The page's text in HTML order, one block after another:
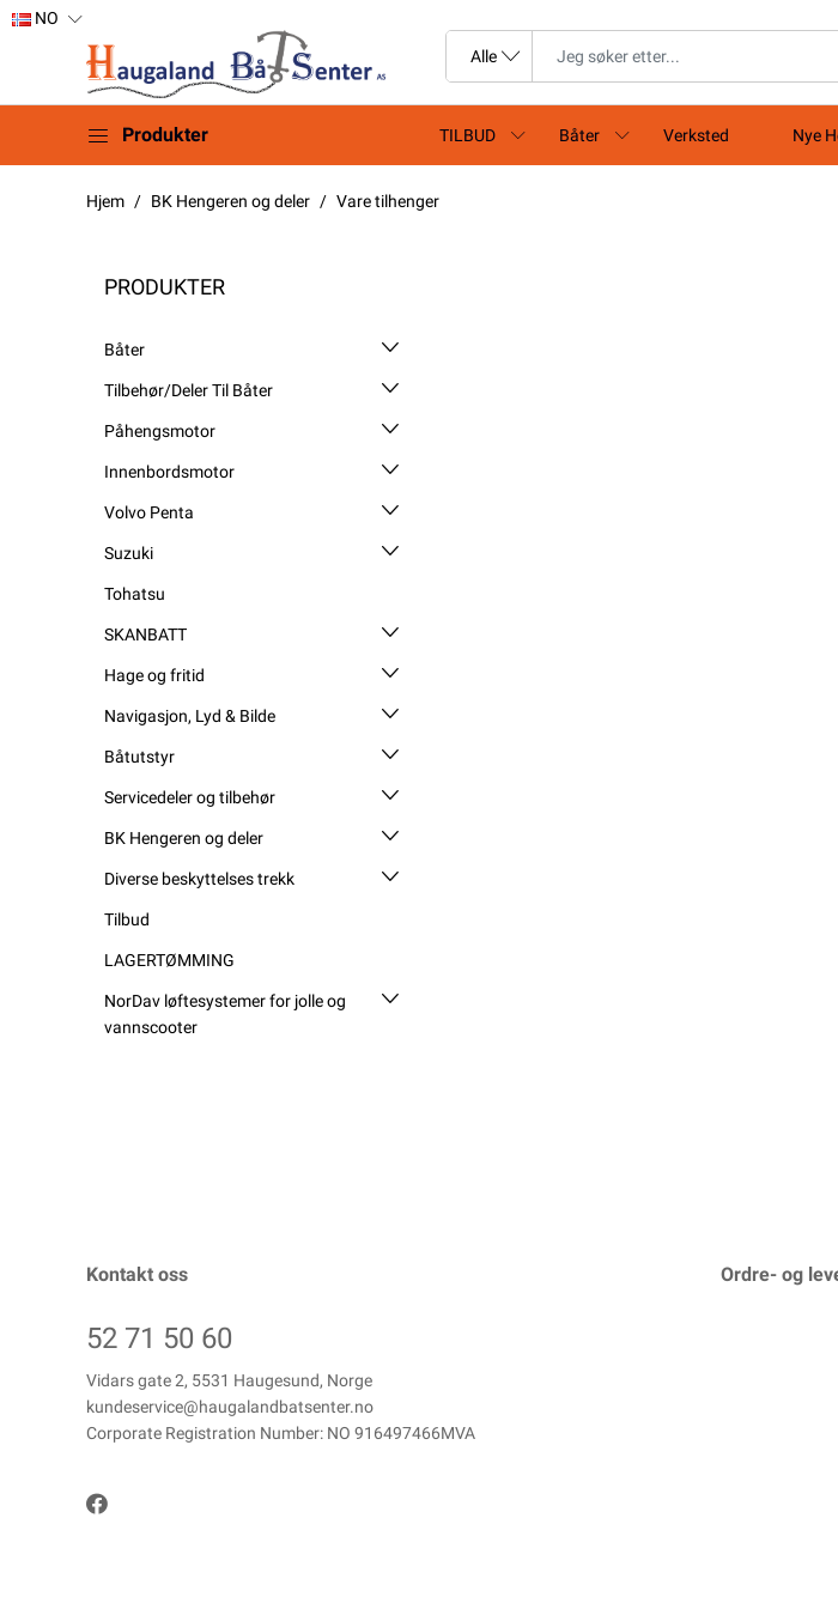
NO
Produkter TILBUD Båter Verksted Nye
Hjem BK Hengeren og deler Vare tilhenger
PRODUKTER
Båter
Tilbehør/Deler Til Båter
Påhengsmotor
Innenbordsmotor
Volvo Penta
Suzuki
Tohatsu
SKANBATT
Hage og fritid
Navigasjon, Lyd & Bilde
Båtutstyr
Servicedeler og tilbehør
BK Hengeren og deler
Diverse beskyttelses trekk
Tilbud
LAGERTØMMING
NorDav løftesystemer for jolle og
vannscooter
Kontakt oss
52 71 50 60
Vidars gate 2, 5531 Haugesund, Norge
kundeservice@haugalandbatsenter.no
Corporate Registration Number: NO 916497466MVA
Ordre- og